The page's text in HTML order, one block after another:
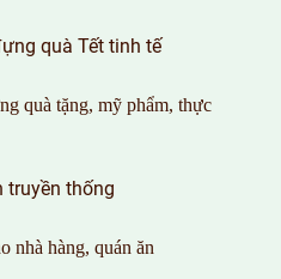
quà tặng, mỹ phẩm, thực
nhà hàng, quán ăn